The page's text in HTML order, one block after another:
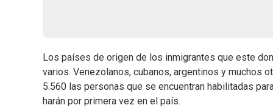
Los países de origen de los inmigrantes que este
varios. Venezolanos, cubanos, argentinos y muchos
5.560 las personas que se encuentran habilitadas
harán por primera vez en el país.